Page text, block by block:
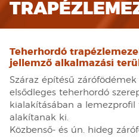
Teherhordó
jellemző alkalmazási
Száraz építésű zárófödémek
elsődleges teherhordó
kialakításában a lemezprofil
alakítanak ki.
Közbenső- és ún. hideg